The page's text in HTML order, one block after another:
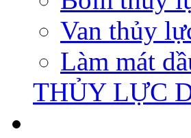
Van thủy
Làm mát
THỦY LỰC